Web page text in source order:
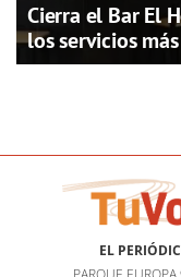
Cierra el Bar El
los servicios
EL